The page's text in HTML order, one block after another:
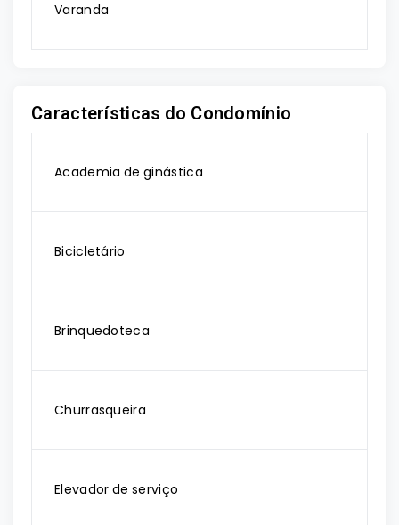
Varanda
Características do Condomínio
Academia de ginástica
Bicicletário
Brinquedoteca
Churrasqueira
Elevador de serviço